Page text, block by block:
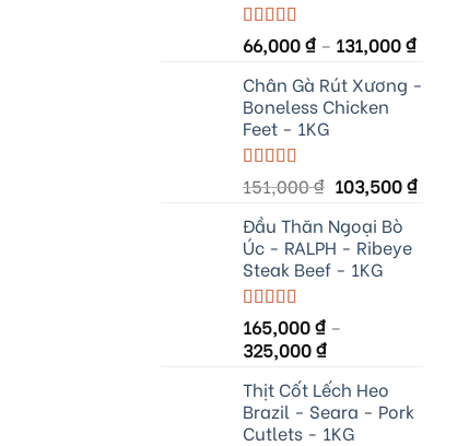
Rated5.00
out of 5
66,000₫ – 131,000₫
Chân Gà Rút Xương -
Boneless Chicken
Feet - 1KG
Rated5.00
out of 5
151,000₫ Original
was:
151,000 ₫.
103,500₫Current
Đầu Thăn Ngoại Bò
Úc - RALPH - Ribeye
Steak Beef - 1KG
Rated5.00
out of 5
165,000₫ –
325,000₫
Thịt Cốt Lếch Heo
Brazil - Seara - Pork
Cutlets - 1KG